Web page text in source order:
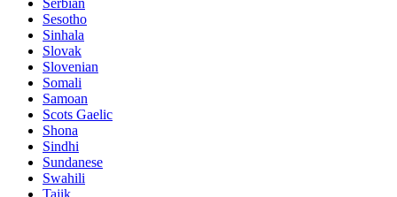
Serbian
Sesotho
Sinhala
Slovak
Slovenian
Somali
Samoan
Scots Gaelic
Shona
Sindhi
Sundanese
Swahili